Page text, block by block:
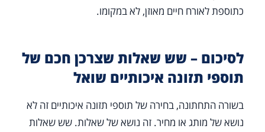
כתוספת לאורח חיים מאוזן, לא במקומו.
לסיכום – שש שאלות שצרכן חכם של
תוספי תזונה איכותיים שואל
בשורה התחתונה, בחירה של תוספי תזונה איכותיים זה לא
נושא של מותג או מחיר. זה נושא של שאלות. שש שאלות